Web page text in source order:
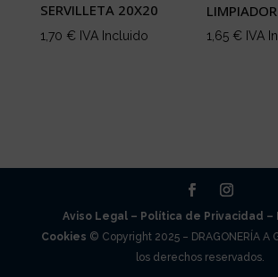
SERVILLETA 20X20
1,70 € IVA Incluido 1,65 € IVA
Aviso Legal – Política de Privacidad –
Cookies © Copyright 2025 – DRAGONERÍA A
los derechos reservados.